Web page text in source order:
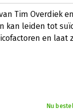
Tim Overdiek
kan leiden tot
en laat
Nu